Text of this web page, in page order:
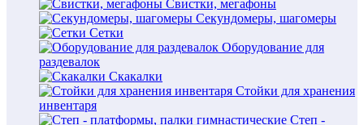
Свистки, мегафоны
Секундомеры, шагомеры
Сетки
Оборудование для
раздевалок
Скакалки
Стойки для хранения
инвентаря
Степ -